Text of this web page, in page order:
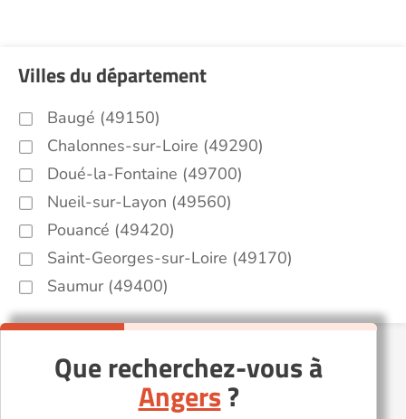
Villes du département
Baugé (49150)
Chalonnes-sur-Loire (49290)
Doué-la-Fontaine (49700)
Nueil-sur-Layon (49560)
Pouancé (49420)
Saint-Georges-sur-Loire (49170)
Saumur (49400)
Que recherchez-vous à
Angers?